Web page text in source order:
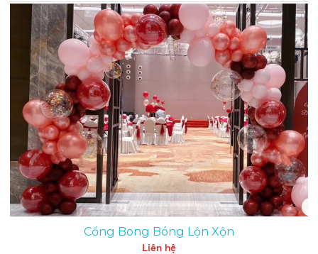
Cổng Bong Bóng Lộn Xộn
Liên hệ